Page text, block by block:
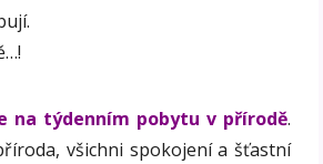
na týdenním pobytu v přírodě.
všichni spokojení a šťastní